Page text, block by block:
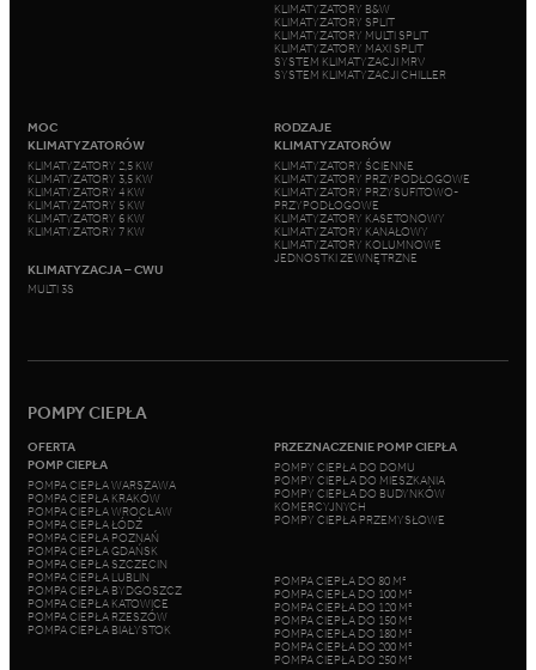
KLIMATYZATORY B&W
KLIMATYZATORY SPLIT
KLIMATYZATORY MULTI SPLIT
KLIMATYZATORY MAXI SPLIT
SYSTEM KLIMATYZACJI MRV
SYSTEM KLIMATYZACJI CHILLER
MOC
KLIMATYZATORÓW
KLIMATYZATORY 2,5 KW
KLIMATYZATORY 3,5 KW
KLIMATYZATORY 4 KW
KLIMATYZATORY 5 KW
KLIMATYZATORY 6 KW
KLIMATYZATORY 7 KW
KLIMATYZACJA – CWU
MULTI 3S
RODZAJE
KLIMATYZATORÓW
KLIMATYZATORY ŚCIENNE
KLIMATYZATORY PRZYPODŁOGOWE
KLIMATYZATORY PRZYSUFITOWO-
PRZYPODŁOGOWE
KLIMATYZATORY KASETONOWY
KLIMATYZATORY KANAŁOWY
KLIMATYZATORY KOLUMNOWE
JEDNOSTKI ZEWNĘTRZNE
POMPY CIEPŁA
OFERTA
POMP CIEPŁA
POMPA CIEPŁA WARSZAWA
POMPA CIEPŁA KRAKÓW
POMPA CIEPŁA WROCŁAW
POMPA CIEPŁA ŁÓDŹ
POMPA CIEPŁA POZNAŃ
POMPA CIEPŁA GDAŃSK
POMPA CIEPŁA SZCZECIN
POMPA CIEPŁA LUBLIN
POMPA CIEPŁA BYDGOSZCZ
POMPA CIEPŁA KATOWICE
POMPA CIEPŁA RZESZÓW
POMPA CIEPŁA BIAŁYSTOK
PRZEZNACZENIE POMP CIEPŁA
POMPY CIEPŁA DO DOMU
POMPY CIEPŁA DO MIESZKANIA
POMPY CIEPŁA DO BUDYNKÓW
KOMERCYJNYCH
POMPY CIEPŁA PRZEMYSŁOWE
POMPA CIEPŁA DO 80 M²
POMPA CIEPŁA DO 100 M²
POMPA CIEPŁA DO 120 M²
POMPA CIEPŁA DO 150 M²
POMPA CIEPŁA DO 180 M²
POMPA CIEPŁA DO 200 M²
POMPA CIEPŁA DO 250 M²